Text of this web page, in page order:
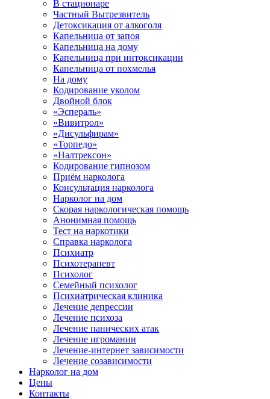
В стационаре
Частный Вытрезвитель
Детоксикация от алкоголя
Капельница от запоя
Капельница на дому
Капельница при интоксикации
Капельница от похмелья
На дому
Кодирование уколом
Двойной блок
«Эспераль»
«Вивитрол»
«Дисульфирам»
«Торпедо»
«Налтрексон»
Кодирование гипнозом
Приём нарколога
Консультация нарколога
Нарколог на дом
Скорая наркологическая помощь
Анонимная помощь
Тест на наркотики
Справка нарколога
Психиатр
Психотерапевт
Психолог
Семейный психолог
Психиатрическая клиника
Лечение депрессии
Лечение психоза
Лечение панических атак
Лечение игромании
Лечение-интернет зависимости
Лечение созависимости
Нарколог на дом
Цены
Контакты